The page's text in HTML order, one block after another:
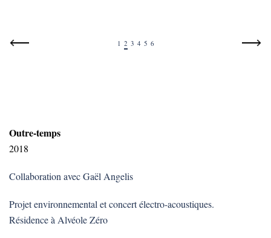
1 2 3 4 5 6
Outre-temps
2018
Collaboration avec Gaël Angelis
Projet environnemental et concert électro-acoustiques.
Résidence à Alvéole Zéro